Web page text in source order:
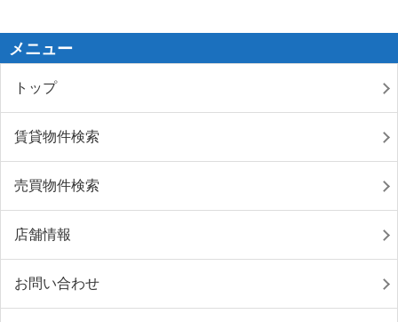
メニュー
トップ
賃貸物件検索
売買物件検索
店舗情報
お問い合わせ